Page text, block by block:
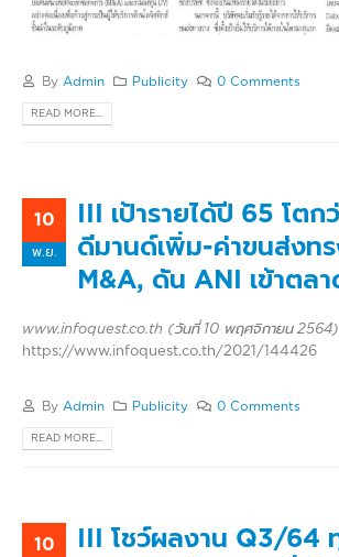
By Admin Publicity 0 Comments
READ MORE...
10
พ.ย.
III เป้ารายได้ปี 65 โต
ดีมานด์เพิ่ม-ค่าขนส่งท
M&A, ดัน ANI เข้าตลา
www.infoquest.co.th (วันที่ 10 พฤศจิกายน 2564)
https://www.infoquest.co.th/2021/144426
By Admin Publicity 0 Comments
READ MORE...
10
III โชว์ผลงาน Q3/64